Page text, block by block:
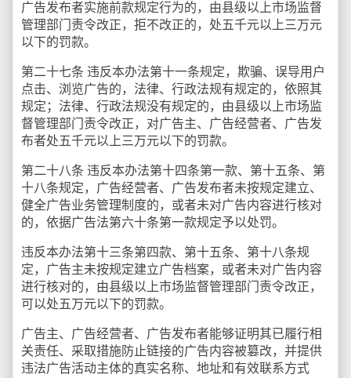
广告发布者实施前款规定行为的，由县级以上市场监督
管理部门责令改正，拒不改正的，处五千元以上三万元
以下的罚款。
第二十七条 违反本办法第十一条规定，欺骗、误导用户
点击、浏览广告的，法律、行政法规有规定的，依照其
规定；法律、行政法规没有规定的，由县级以上市场监
督管理部门责令改正，对广告主、广告经营者、广告发
布者处五千元以上三万元以下的罚款。
第二十八条 违反本办法第十四条第一款、第十五条、第
十八条规定，广告经营者、广告发布者未按规定建立、
健全广告业务管理制度的，或者未对广告内容进行核对
的，依据广告法第六十条第一款规定予以处罚。
违反本办法第十三条第四款、第十五条、第十八条规
定，广告主未按规定建立广告档案，或者未对广告内容
进行核对的，由县级以上市场监督管理部门责令改正，
可以处五万元以下的罚款。
广告主、广告经营者、广告发布者能够证明其已履行相
关责任、采取措施防止链接的广告内容被篡改，并提供
违法广告活动主体的真实名称、地址和有效联系方式